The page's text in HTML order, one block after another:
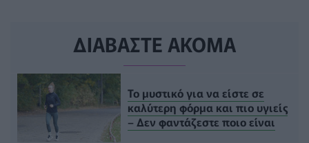
ΔΙΑΒΑΣΤΕ ΑΚΟΜΑ
Το μυστικό για να είστε σε
καλύτερη φόρμα και πιο υγιείς
– Δεν φαντάζεστε ποιο είναι